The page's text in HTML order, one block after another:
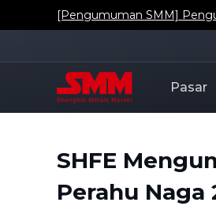
[Pengumuman SMM]
Pasar
SHFE
Perahu Naga